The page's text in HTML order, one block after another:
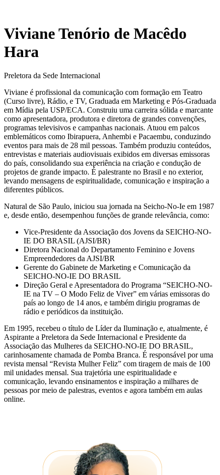
Viviane Tenório de Macêdo
Hara
Preletora da Sede Internacional
Viviane é profissional da comunicação com formação em Teatro
(Curso livre), Rádio, e TV, Graduada em Marketing e Pós-Graduada
em Mídia pela USP/ECA. Construiu uma carreira sólida e marcante
como apresentadora, produtora e diretora de grandes convenções,
programas televisivos e campanhas nacionais. Atuou em palcos
emblemáticos como Ibirapuera, Anhembi e Pacaembu, conduzindo
eventos para mais de 28 mil pessoas. Também produziu conteúdos,
entrevistas e materiais audiovisuais exibidos em diversas emissoras
do país, consolidando sua experiência na criação e condução de
projetos de grande impacto. É palestrante no Brasil e no exterior,
levando mensagens de espiritualidade, comunicação e inspiração a
diferentes públicos.
Natural de São Paulo, iniciou sua jornada na Seicho-No-Ie em 1987
e, desde então, desempenhou funções de grande relevância, como:
Vice-Presidente da Associação dos Jovens da SEICHO-NO-
IE DO BRASIL (AJSI/BR)
Diretora Nacional do Departamento Feminino e Jovens
Empreendedores da AJSI/BR
Gerente do Gabinete de Marketing e Comunicação da
SEICHO-NO-IE DO BRASIL
Direção Geral e Apresentadora do Programa “SEICHO-NO-
IE na TV – O Modo Feliz de Viver” em várias emissoras do
país ao longo de 14 anos, e também dirigiu programas de
rádio e periódicos da instituição.
Em 1995, recebeu o título de Líder da Iluminação e, atualmente, é
Aspirante a Preletora da Sede Internacional e Presidente da
Associação das Mulheres da SEICHO-NO-IE DO BRASIL,
carinhosamente chamada de Pomba Branca. É responsável por uma
revista mensal “Revista Mulher Feliz” com tiragem de mais de 100
mil unidades mensal. Sua trajetória une espiritualidade e
comunicação, levando ensinamentos e inspiração a milhares de
pessoas por meio de palestras, eventos e agora também em aulas
online.